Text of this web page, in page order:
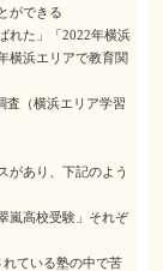
ができる
れた」「2022年横浜
横浜エリアで教育関
（横浜エリア学習
があり、下記のよう
嵐高校受験」それぞ
ている塾の中で苦